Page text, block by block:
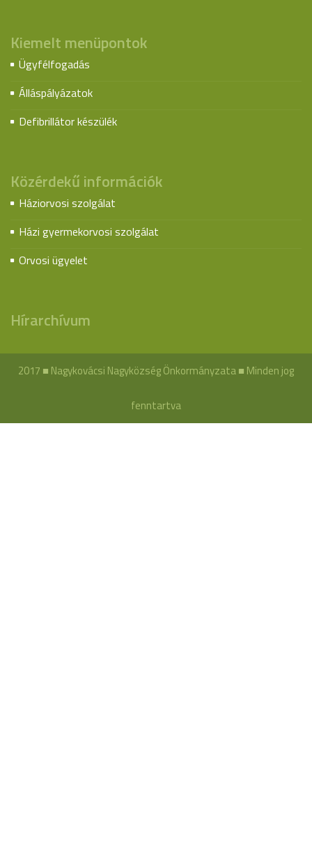
Kiemelt menüpontok
Ügyfélfogadás
Álláspályázatok
Defibrillátor készülék
Közérdekű információk
Háziorvosi szolgálat
Házi gyermekorvosi szolgálat
Orvosi ügyelet
Hírarchívum
2017 ■ Nagykovácsi Nagyközség Önkormányzata ■ Minden jog
fenntartva